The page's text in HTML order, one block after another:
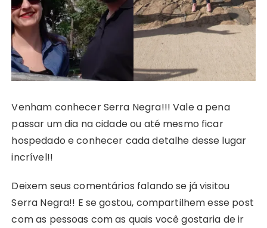
Venham conhecer Serra Negra!!! Vale a pena
passar um dia na cidade ou até mesmo ficar
hospedado e conhecer cada detalhe desse lugar
incrível!!
Deixem seus comentários falando se já visitou
Serra Negra!! E se gostou, compartilhem esse post
com as pessoas com as quais você gostaria de ir